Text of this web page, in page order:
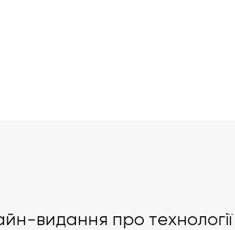
$1,4 млрд
видання про